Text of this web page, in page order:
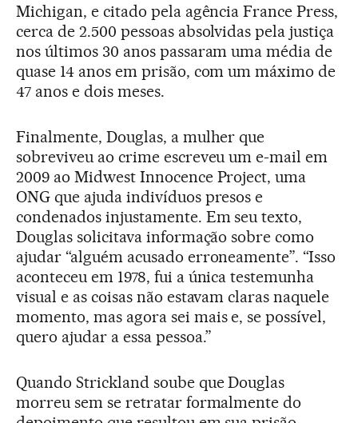
Michigan, e citado pela agência France Press,
cerca de 2.500 pessoas absolvidas pela justiça
nos últimos 30 anos passaram uma média de
quase 14 anos em prisão, com um máximo de
47 anos e dois meses.
Finalmente, Douglas, a mulher que
sobreviveu ao crime escreveu um e-mail em
2009 ao Midwest Innocence Project, uma
ONG que ajuda indivíduos presos e
condenados injustamente. Em seu texto,
Douglas solicitava informação sobre como
ajudar “alguém acusado erroneamente”. “Isso
aconteceu em 1978, fui a única testemunha
visual e as coisas não estavam claras naquele
momento, mas agora sei mais e, se possível,
quero ajudar a essa pessoa.”
Quando Strickland soube que Douglas
morreu sem se retratar formalmente do